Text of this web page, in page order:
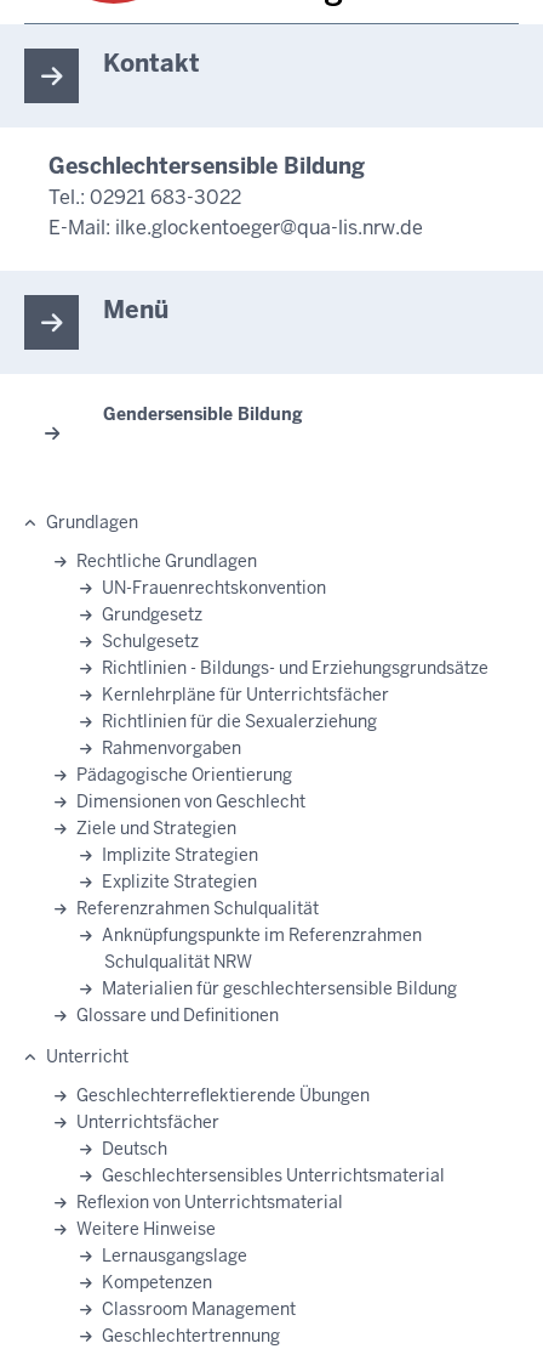
Kontakt
Geschlechtersensible Bildung
Tel.: 02921 683-3022
E-Mail: ilke.glockentoeger@qua-lis.nrw.de
Menü
Gendersensible Bildung
Grundlagen
Rechtliche Grundlagen
UN-Frauenrechtskonvention
Grundgesetz
Schulgesetz
Richtlinien - Bildungs- und Erziehungsgrundsätze
Kernlehrpläne für Unterrichtsfächer
Richtlinien für die Sexualerziehung
Rahmenvorgaben
Pädagogische Orientierung
Dimensionen von Geschlecht
Ziele und Strategien
Implizite Strategien
Explizite Strategien
Referenzrahmen Schulqualität
Anknüpfungspunkte im Referenzrahmen
Schulqualität NRW
Materialien für geschlechtersensible Bildung
Glossare und Definitionen
Unterricht
Geschlechterreflektierende Übungen
Unterrichtsfächer
Deutsch
Geschlechtersensibles Unterrichtsmaterial
Reflexion von Unterrichtsmaterial
Weitere Hinweise
Lernausgangslage
Kompetenzen
Classroom Management
Geschlechtertrennung